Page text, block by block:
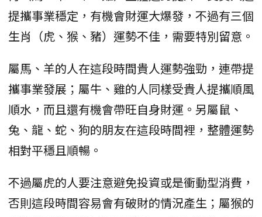
提攜事業穩定，有機會財運大爆發，不過有三個
生肖（虎、猴、豬）運勢不佳，需要特別留意。
屬馬、羊的人在這段時間貴人運勢強勁，連帶提
攜事業發展；屬牛、雞的人同樣受貴人提攜順風
順水，而且還有機會帶旺自身財運。另屬鼠、
兔、龍、蛇、狗的朋友在這段時間裡，整體運勢
相對平穩且順暢。
不過屬虎的人要注意避免投資或是衝動型消費，
否則這段時間容易會有破財的情況產生；屬猴的